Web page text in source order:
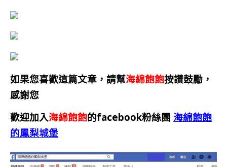
如果您喜歡這篇文章，請幫海綿飽飽按讚鼓勵，
感謝您
歡迎加入海綿飽飽的facebook粉絲團 海綿飽飽
的鳳梨城堡